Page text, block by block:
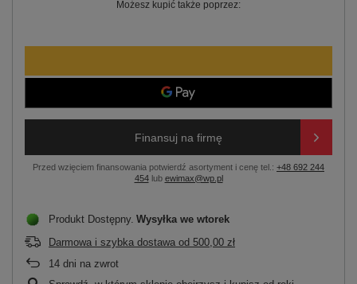
Możesz kupić także poprzez:
Finansuj na firmę
Przed wzięciem finansowania potwierdź asortyment i cenę tel.: +48 692 244
454lub ewimax@wp.pl
Produkt Dostępny Wysyłka we wtorek
Darmowa i szybka dostawa od 500,00 zł
14 dni na zwrot